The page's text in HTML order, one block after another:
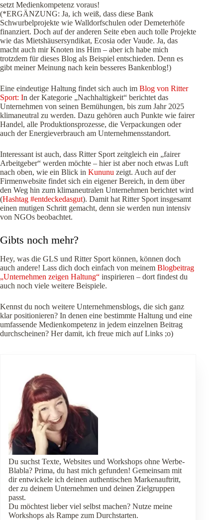
setzt Medienkompetenz voraus!
(*ERGÄNZUNG: Ja, ich weiß, dass diese Bank
Schwurbelprojekte wie Walldorfschulen oder Demeterhöfe
finanziert. Doch auf der anderen Seite eben auch tolle Projekte
wie das Mietshäusersyndikat, Ecosia oder Vaude. Ja, das
macht auch mir Knoten ins Hirn – aber ich habe mich
trotzdem für dieses Blog als Beispiel entschieden. Denn es
gibt meiner Meinung nach kein besseres Bankenblog!)
Eine eindeutige Haltung findet sich auch im Blog von Ritter
Sport: In der Kategorie „Nachhaltigkeit“ berichtet das
Unternehmen von seinen Bemühungen, bis zum Jahr 2025
klimaneutral zu werden. Dazu gehören auch Punkte wie fairer
Handel, alle Produktionsprozesse, die Verpackungen oder
auch der Energieverbrauch am Unternehmensstandort.
Interessant ist auch, dass Ritter Sport zeitgleich ein „fairer
Arbeitgeber“ werden möchte – hier ist aber noch etwas Luft
nach oben, wie ein Blick in Kununu zeigt. Auch auf der
Firmenwebsite findet sich ein eigener Bereich, in dem über
den Weg hin zum klimaneutralen Unternehmen berichtet wird
(Hashtag #entdeckedasgut). Damit hat Ritter Sport insgesamt
einen mutigen Schritt gemacht, denn sie werden nun intensiv
von NGOs beobachtet.
Gibts noch mehr?
Hey, was die GLS und Ritter Sport können, können doch
auch andere! Lass dich doch einfach von meinem Blogbeitrag
„Unternehmen zeigen Haltung“ inspirieren – dort findest du
auch noch viele weitere Beispiele.
Kennst du noch weitere Unternehmensblogs, die sich ganz
klar positionieren? In denen eine bestimmte Haltung und eine
umfassende Medienkompetenz in jedem einzelnen Beitrag
durchscheinen? Her damit, ich freue mich auf Links ;o)
Du suchst Texte, Websites und Workshops ohne Werbe-
Blabla? Prima, du hast mich gefunden! Gemeinsam mit
dir entwickele ich deinen authentischen Markenauftritt,
der zu deinem Unternehmen und deinen Zielgruppen
passt.
Du möchtest lieber viel selbst machen? Nutze meine
Workshops als Rampe zum Durchstarten.